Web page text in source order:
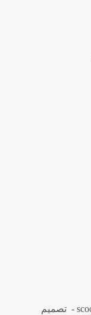
Copyright © 2026 محفوظة لموقع scoop clinic - تصميم